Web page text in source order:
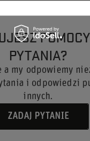
PYTANIA?
a my odpowiemy
i odpowiedzi
innych.
ZADAJ PYTANIE